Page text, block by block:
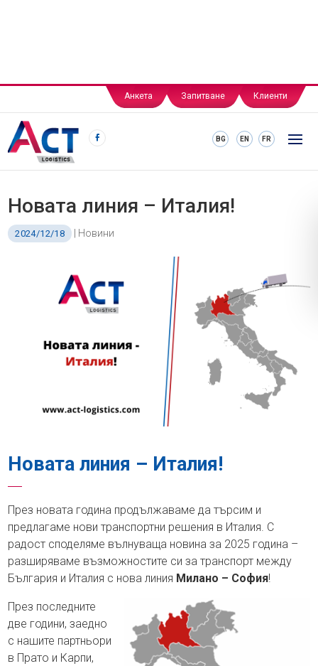
Клиенти
Запитване
Анкета
BG EN FR
Новата линия – Италия!
2024/12/18 Новини
Новата линия – Италия!
През новата година продължаваме да търсим и
предлагаме нови транспортни решения в Италия. С
радост споделяме вълнуваща новина за 2025 година –
разширяваме възможностите си за транспорт между
България и Италия с нова линия Милано – София!
През последните
две години, заедно
с нашите партньори
в Прато и Карпи,